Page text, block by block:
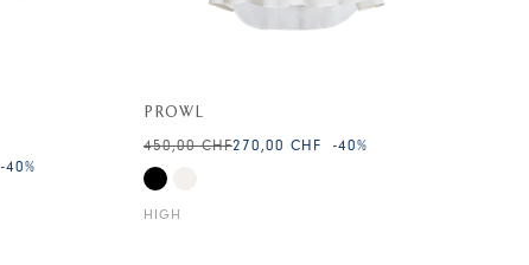
-40%
PROWL
HIGH
450,00 CHF270,00 CHF -40%